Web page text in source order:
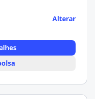
Alterar